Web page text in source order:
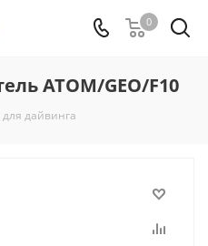
0
ATOM/GEO/F10
дайвинга